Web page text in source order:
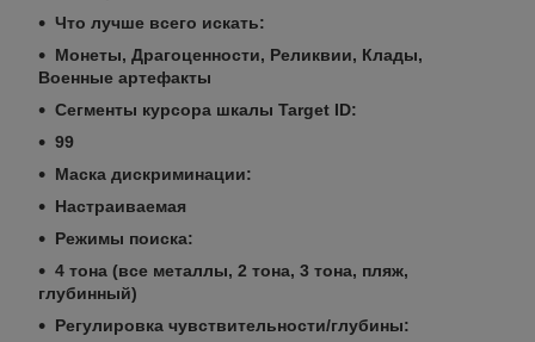
Что лучше всего искать:
Монеты, Драгоценности, Реликвии, Клады,
Военные артефакты
Сегменты курсора шкалы Target ID:
99
Маска дискриминации:
Настраиваемая
Режимы поиска:
4 тона (все металлы, 2 тона, 3 тона, пляж,
глубинный)
Регулировка чувствительности/глубины: